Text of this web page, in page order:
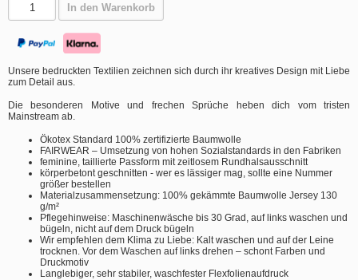
In den Warenkorb
Unsere bedruckten Textilien zeichnen sich durch ihr kreatives Design mit Liebe
zum Detail aus.
Die besonderen Motive und frechen Sprüche heben dich vom tristen
Mainstream ab.
Ökotex Standard 100% zertifizierte Baumwolle
FAIRWEAR – Umsetzung von hohen Sozialstandards in den Fabriken
feminine, taillierte Passform mit zeitlosem Rundhalsausschnitt
körperbetont geschnitten - wer es lässiger mag, sollte eine Nummer
größer bestellen
Materialzusammensetzung: 100% gekämmte Baumwolle Jersey 130
g/m²
Pflegehinweise: Maschinenwäsche bis 30 Grad, auf links waschen und
bügeln, nicht auf dem Druck bügeln
Wir empfehlen dem Klima zu Liebe: Kalt waschen und auf der Leine
trocknen. Vor dem Waschen auf links drehen – schont Farben und
Druckmotiv
Langlebiger, sehr stabiler, waschfester Flexfolienaufdruck